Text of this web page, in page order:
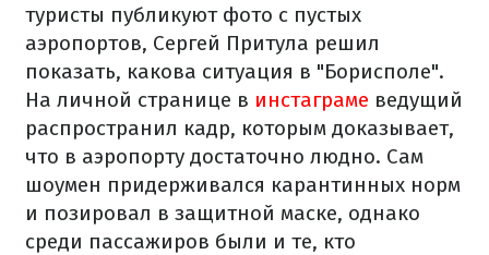
туристы публикуют фото с пустых
аэропортов, Сергей Притула решил
показать, какова ситуация в "Борисполе".
На личной странице в инстаграме ведущий
распространил кадр, которым доказывает,
что в аэропорту достаточно людно. Сам
шоумен придерживался карантинных норм
и позировал в защитной маске, однако
среди пассажиров были и те, кто